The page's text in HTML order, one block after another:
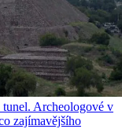
Archeologové v
zajímavějšího